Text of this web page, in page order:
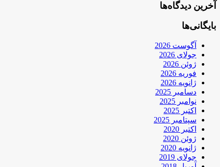
آخرین دیدگاه‌ها
بایگانی‌ها
آگوست 2026
جولای 2026
ژوئن 2026
فوریه 2026
ژانویه 2026
دسامبر 2025
نوامبر 2025
اکتبر 2025
سپتامبر 2025
اکتبر 2020
ژوئن 2020
ژانویه 2020
جولای 2019